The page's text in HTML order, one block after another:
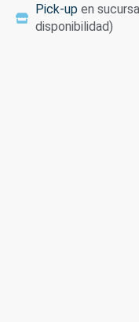
Pick-up en
disponibilidad)